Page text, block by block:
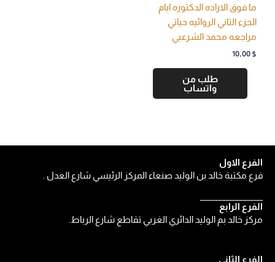
ما فوق الاراده الدكتوره ايام
الجزء الثاني الروائيه حياتي
مراجعه محمد الشرعبي
10,00 $
طلب من
واتساب
الفرع الثاني
الفرع الاول
فرع مكتبة خالد بن الوليد صنعاء المركز الرئيسي شارع العدل .
الفرع الرابع
مركز خالد بم الوليد الدائري الغربي تقاطع شارع الرباط.